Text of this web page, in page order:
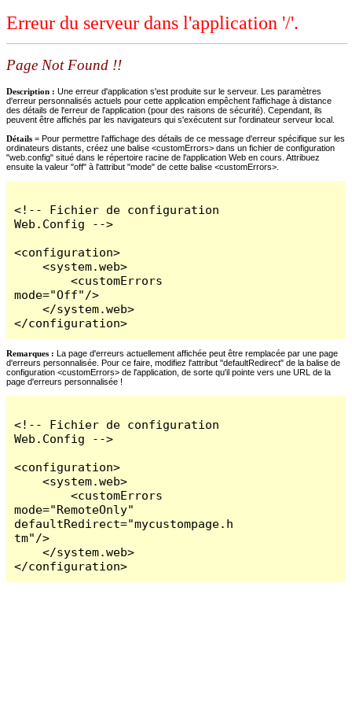
Erreur du serveur dans l'application '/'.
Page Not Found !!
Description : Une erreur d'application s'est produite sur le serveur. Les paramètres
d'erreur personnalisés actuels pour cette application empêchent l'affichage à distance
des détails de l'erreur de l'application (pour des raisons de sécurité). Cependant, ils
peuvent être affichés par les navigateurs qui s'exécutent sur l'ordinateur serveur local.
Détails = Pour permettre l'affichage des détails de ce message d'erreur spécifique sur les
ordinateurs distants, créez une balise <customErrors> dans un fichier de configuration
"web.config" situé dans le répertoire racine de l'application Web en cours. Attribuez
ensuite la valeur "off" à l'attribut "mode" de cette balise <customErrors>.
<!-- Fichier de configuration
Web.Config -->
<configuration>
    <system.web>
        <customErrors
mode="Off"/>
    </system.web>
</configuration>
Remarques : La page d'erreurs actuellement affichée peut être remplacée par une page
d'erreurs personnalisée. Pour ce faire, modifiez l'attribut "defaultRedirect" de la balise de
configuration <customErrors> de l'application, de sorte qu'il pointe vers une URL de la
page d'erreurs personnalisée !
<!-- Fichier de configuration
Web.Config -->
<configuration>
    <system.web>
        <customErrors
mode="RemoteOnly"
defaultRedirect="mycustompage.h
tm"/>
    </system.web>
</configuration>